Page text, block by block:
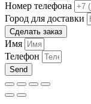
Номер телефона
Город для доставки
Сделать заказ
Имя
Телефон
Send